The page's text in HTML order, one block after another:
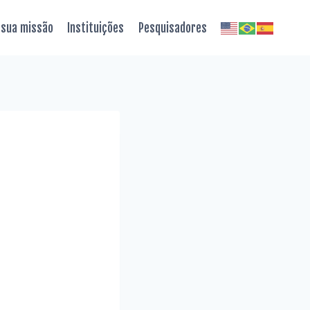
missão Instituições Pesquisadores